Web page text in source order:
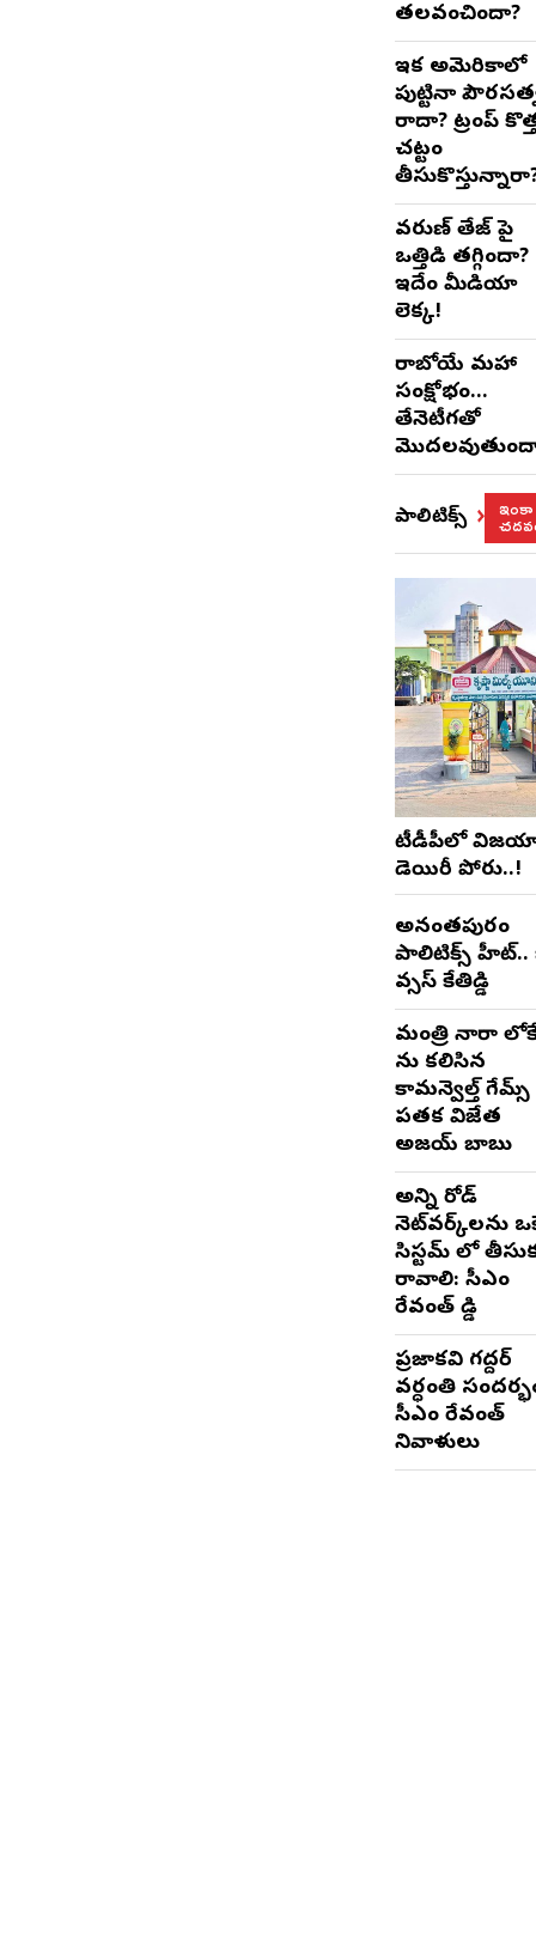
తలవంచిందా?
ఇక అమెరికాలో
పుట్టినా
రాదా? ట్రంప్
చట్టం
వరుణ్ తేజ్‌ పై
ఒత్తిడి తగ్గిందా?
ఇదేం మీడియా
లెక్క!
రాబోయే మహా
సంక్షోభం…
తేనెటీగతో
పాలిటిక్స్ ఇంకా
టీడీపీలో
డెయిరీ పోరు..!
అనంతపురం
పాలిటిక్స్ హీట్..
వర్సెస్ కేతిరెడ్డి
మంత్రి నారా
ను కలిసిన
కామన్వెల్త్ గేమ్స్
పతక విజేత
అజయ్ బాబు
అన్ని రోడ్
నెట్‌వర్క్‌లను
సిస్టమ్ లో
రావాలి: సీఎం
రేవంత్ రెడ్డి
ప్రజాకవి గద్దర్‌
వర్ధంతి
సీఎం రేవంత్‌
నివాళులు